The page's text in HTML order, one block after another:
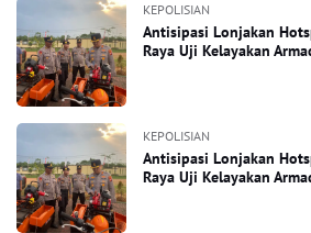
KEPOLISIAN
Antisipasi Lonjakan
Raya Uji Kelayakan
KEPOLISIAN
Antisipasi Lonjakan
Raya Uji Kelayakan